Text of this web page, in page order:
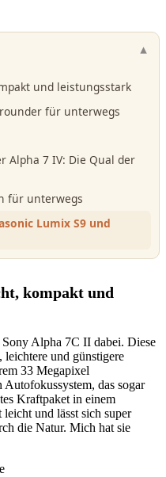
und leistungsstark
für unterwegs
Alpha 7 IV: Die Qual der
für unterwegs
Lumix S9 und
kompakt und
Alpha 7C II dabei. Diese
leichtere und günstigere
33 Megapixel
das sogar
Kraftpaket in einem
und lässt sich super
die Natur. Mich hat sie